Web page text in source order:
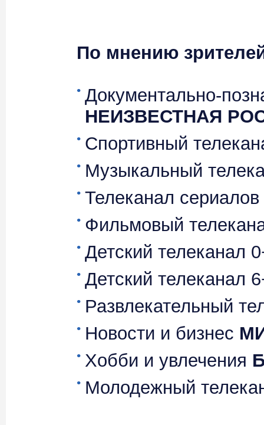
По мнению
Документально-
НЕИЗВЕСТНАЯ
Спортивный
Музыкальный
Телеканал сериалов
Фильмовый
Детский телеканал
Детский телеканал
Развлекательный
Новости и бизнес
Хобби и увлечения
Молодежный